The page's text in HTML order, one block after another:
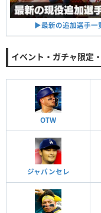
▶︎最新の追加選手一
イベント・ガチャ限定
OTW
ジャパンセレ